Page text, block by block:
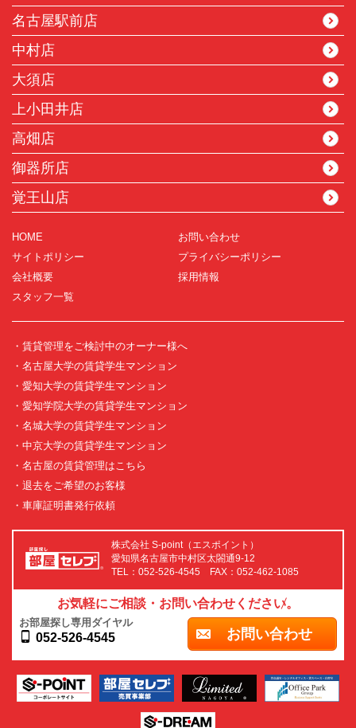
名古屋駅前店
中村店
大須店
上小田井店
高畑店
御器所店
覚王山店
HOME
お問い合わせ
サイトポリシー
プライバシーポリシー
会社概要
採用情報
スタッフ一覧
・賃貸管理をご検討中のオーナー様へ
・名古屋大学の賃貸学生マンション
・愛知大学の賃貸学生マンション
・愛知学院大学の賃貸学生マンション
・名城大学の賃貸学生マンション
・中京大学の賃貸学生マンション
・名古屋の賃貸管理はこちら
・退去をご希望のお客様
・車庫証明書発行依頼
株式会社 S-point（エスポイント）
愛知県名古屋市中村区太閤通9-12
TEL：052-526-4545 FAX：052-462-1085
お気軽にご相談・お問い合わせください。
お部屋探し専用ダイヤル
052-526-4545 お問い合わせ